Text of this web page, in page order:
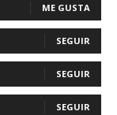
ME GUSTA
SEGUIR
SEGUIR
SEGUIR